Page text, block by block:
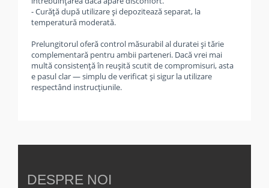
- Curăță după utilizare și depozitează separat, la
temperatură moderată.
Prelungitorul oferă control măsurabil al duratei și tărie
complementară pentru ambii parteneri. Dacă vrei mai
multă consistență în reușită scutit de compromisuri, asta
e pasul clar — simplu de verificat și sigur la utilizare
respectând instrucțiunile.
DESPRE NOI